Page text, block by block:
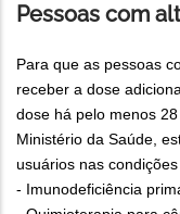
Pessoas com
Para que as pessoas
receber a dose
dose há pelo menos
Ministério da Saúde,
usuários nas
- Imunodeficiência